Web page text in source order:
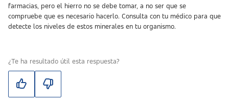
farmacias, pero el hierro no se debe tomar, a no ser que se
compruebe que es necesario hacerlo. Consulta con tu médico para que
detecte los niveles de estos minerales en tu organismo.
¿Te ha resultado útil esta respuesta?